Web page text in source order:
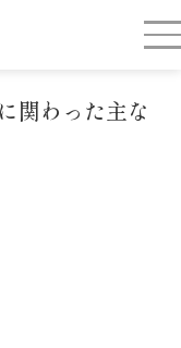
関わった主な